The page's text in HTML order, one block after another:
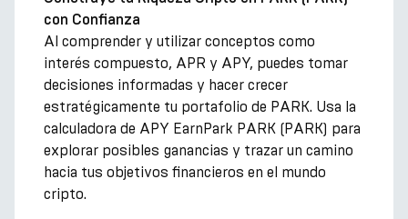
con Confianza
Al comprender y utilizar conceptos como
interés compuesto, APR y APY, puedes tomar
decisiones informadas y hacer crecer
estratégicamente tu portafolio de PARK. Usa la
calculadora de APY EarnPark PARK (PARK) para
explorar posibles ganancias y trazar un camino
hacia tus objetivos financieros en el mundo
cripto.